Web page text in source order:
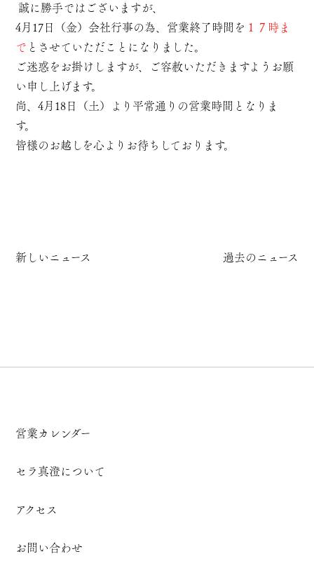
誠に勝手ではございますが、
4月17日（金）会社行事の為、営業終了時間を １７時ま
で とさせていただことになりました。
ご迷惑をお掛けしますが、ご容赦いただきますようお願
い申し上げます。
尚、4月18日（土）より平常通りの営業時間となりま
す。
皆様のお越しを心よりお待ちしております。
新しいニュース 過去のニュース
営業カレンダー
セラ真澄について
アクセス
お問い合わせ